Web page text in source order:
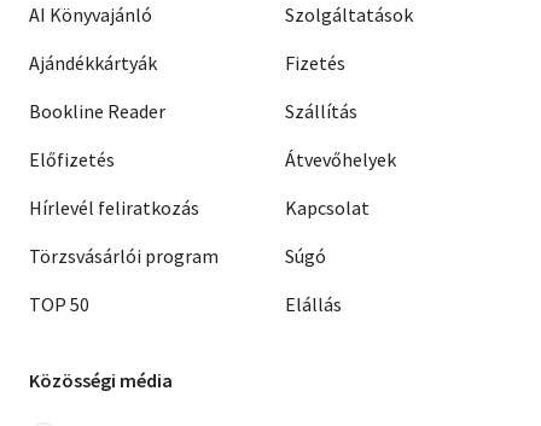
AI Könyvajánló
Ajándékkártyák
Bookline Reader
Előfizetés
Hírlevél feliratkozás
Törzsvásárlói program
TOP 50
Szolgáltatások
Fizetés
Szállítás
Átvevőhelyek
Kapcsolat
Súgó
Elállás
Közösségi média